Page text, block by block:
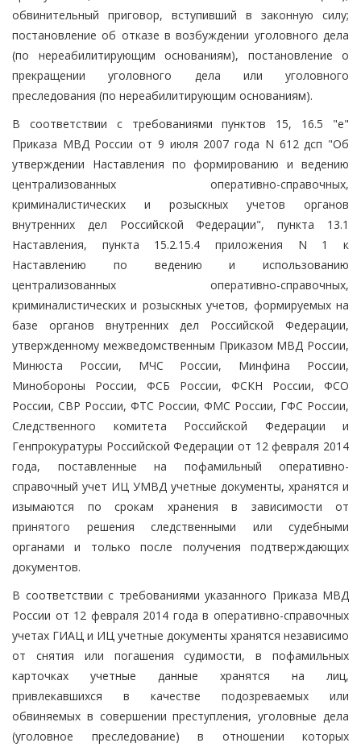
обвинительный приговор, вступивший в законную силу;
постановление об отказе в возбуждении уголовного дела
(по нереабилитирующим основаниям), постановление о
прекращении уголовного дела или уголовного
преследования (по нереабилитирующим основаниям).
В соответствии с требованиями пунктов 15, 16.5 "е"
Приказа МВД России от 9 июля 2007 года N 612 дсп "Об
утверждении Наставления по формированию и ведению
централизованных оперативно-справочных,
криминалистических и розыскных учетов органов
внутренних дел Российской Федерации", пункта 13.1
Наставления, пункта 15.2.15.4 приложения N 1 к
Наставлению по ведению и использованию
централизованных оперативно-справочных,
криминалистических и розыскных учетов, формируемых на
базе органов внутренних дел Российской Федерации,
утвержденному межведомственным Приказом МВД России,
Минюста России, МЧС России, Минфина России,
Минобороны России, ФСБ России, ФСКН России, ФСО
России, СВР России, ФТС России, ФМС России, ГФС России,
Следственного комитета Российской Федерации и
Генпрокуратуры Российской Федерации от 12 февраля 2014
года, поставленные на пофамильный оперативно-
справочный учет ИЦ УМВД учетные документы, хранятся и
изымаются по срокам хранения в зависимости от
принятого решения следственными или судебными
органами и только после получения подтверждающих
документов.
В соответствии с требованиями указанного Приказа МВД
России от 12 февраля 2014 года в оперативно-справочных
учетах ГИАЦ и ИЦ учетные документы хранятся независимо
от снятия или погашения судимости, в пофамильных
карточках учетные данные хранятся на лиц,
привлекавшихся в качестве подозреваемых или
обвиняемых в совершении преступления, уголовные дела
(уголовное преследование) в отношении которых